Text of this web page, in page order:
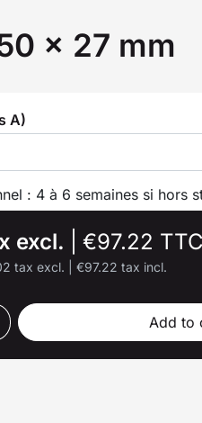
x 27 mm
A)
: 4 à 6 semaines si hors
excl. €97.22 TTC
tax excl. €97.22 tax incl.
Add to